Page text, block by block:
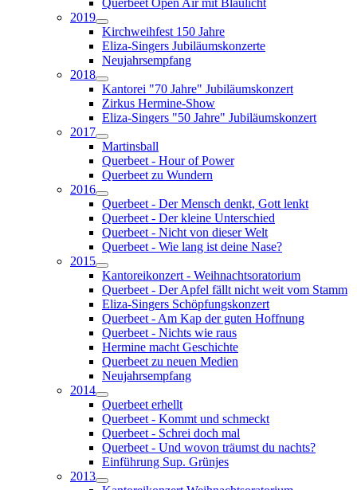
Querbeet Open Air mit Blaulicht
2019
Kirchweihfest 150 Jahre
Eliza-Singers Jubiläumskonzerte
Neujahrsempfang
2018
Kantorei "70 Jahre" Jubiläumskonzert
Zirkus Hermine-Show
Eliza-Singers "50 Jahre" Jubiläumskonzert
2017
Martinsball
Querbeet - Hour of Power
Querbeet zu Wundern
2016
Querbeet - Der Mensch denkt, Gott lenkt
Querbeet - Der kleine Unterschied
Querbeet - Nicht von dieser Welt
Querbeet - Wie lang ist deine Nase?
2015
Kantoreikonzert - Weihnachtsoratorium
Querbeet - Der Apfel fällt nicht weit vom Stamm
Eliza-Singers Schöpfungskonzert
Querbeet - Am Kap der guten Hoffnung
Querbeet - Nichts wie raus
Hermine macht Geschichte
Querbeet zu neuen Medien
Neujahrsempfang
2014
Querbeet erhellt
Querbeet - Kommt und schmeckt
Querbeet - Schrei doch mal
Querbeet - Und wovon träumst du nachts?
Einführung Sup. Grünjes
2013